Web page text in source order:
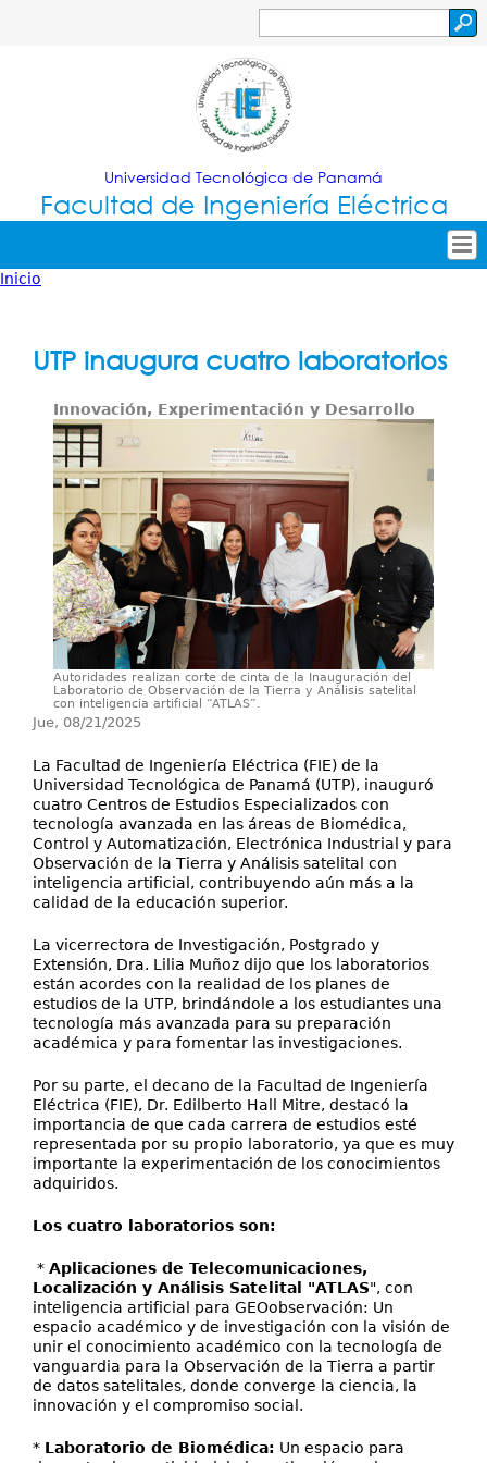
Jump to navigation
de
búsqueda
Universidad Tecnológica de Panamá
Facultad de Ingeniería Eléctrica
Tropical
Principal
Oferta Académica
Secretarías
Investigación
Servicios
Publicaciones
está
Inicio
UTP inaugura cuatro laboratorios
Innovación, Experimentación y Desarrollo
Autoridades realizan corte de cinta de la Inauguración del
Laboratorio de Observación de la Tierra y Análisis satelital
con inteligencia artificial “ATLAS”.
Jue, 08/21/2025
La Facultad de Ingeniería Eléctrica (FIE) de la
Universidad Tecnológica de Panamá (UTP), inauguró
cuatro Centros de Estudios Especializados con
tecnología avanzada en las áreas de Biomédica,
Control y Automatización, Electrónica Industrial y para
Observación de la Tierra y Análisis satelital con
inteligencia artificial, contribuyendo aún más a la
calidad de la educación superior.
La vicerrectora de Investigación, Postgrado y
Extensión, Dra. Lilia Muñoz dijo que los laboratorios
están acordes con la realidad de los planes de
estudios de la UTP, brindándole a los estudiantes una
tecnología más avanzada para su preparación
académica y para fomentar las investigaciones.
Por su parte, el decano de la Facultad de Ingeniería
Eléctrica (FIE), Dr. Edilberto Hall Mitre, destacó la
importancia de que cada carrera de estudios esté
representada por su propio laboratorio, ya que es muy
importante la experimentación de los conocimientos
adquiridos.
Los cuatro laboratorios son:
* Aplicaciones de Telecomunicaciones,
Localización y Análisis Satelital "ATLAS", con
inteligencia artificial para GEOobservación: Un
espacio académico y de investigación con la visión de
unir el conocimiento académico con la tecnología de
vanguardia para la Observación de la Tierra a partir
de datos satelitales, donde converge la ciencia, la
innovación y el compromiso social.
* Laboratorio de Biomédica: Un espacio para